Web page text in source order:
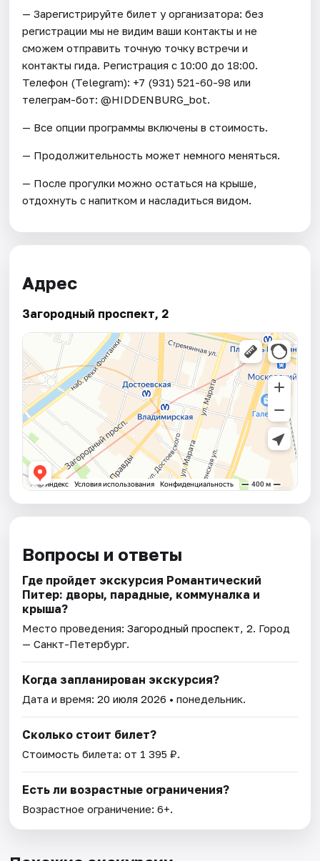
— Зарегистрируйте билет у организатора: без
регистрации мы не видим ваши контакты и не
сможем отправить точную точку встречи и
контакты гида. Регистрация с 10:00 до 18:00.
Телефон (Telegram): +7 (931) 521-60-98 или
телеграм-бот: @HIDDENBURG_bot.
— Все опции программы включены в стоимость.
— Продолжительность может немного меняться.
— После прогулки можно остаться на крыше,
отдохнуть с напитком и насладиться видом.
Адрес
Загородный проспект, 2
Вопросы и ответы
Где пройдет экскурсия Романтический
Питер: дворы, парадные, коммуналка и
крыша?
Место проведения:Загородный проспект, 2. Город
— Санкт-Петербург.
Когда запланирован экскурсия?
Дата и время:20 июля 2026 • понедельник.
Сколько стоит билет?
Стоимость билета: от 1 395 ₽.
Есть ли возрастные ограничения?
Возрастное ограничение: 6+.